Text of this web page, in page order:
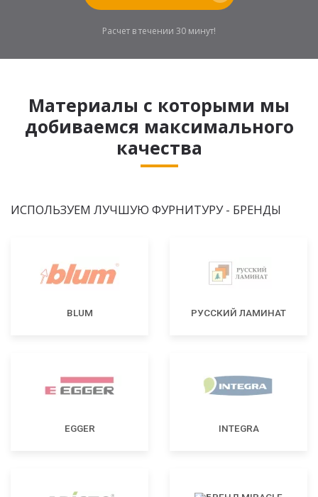
Расчет в течении 30 минут!
Материалы с которыми мы
добиваемся максимального
качества
ИСПОЛЬЗУЕМ ЛУЧШУЮ ФУРНИТУРУ - БРЕНДЫ
BLUM РУССКИЙ ЛАМИНАТ
EGGER INTEGRA